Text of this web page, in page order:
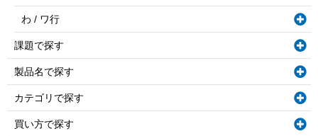
わ / ワ行
課題で探す
製品名で探す
カテゴリで探す
買い方で探す